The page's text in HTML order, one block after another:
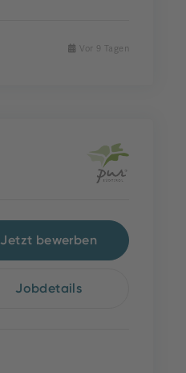
Vor 9 Tagen
Jetzt bewerben
Jobdetails